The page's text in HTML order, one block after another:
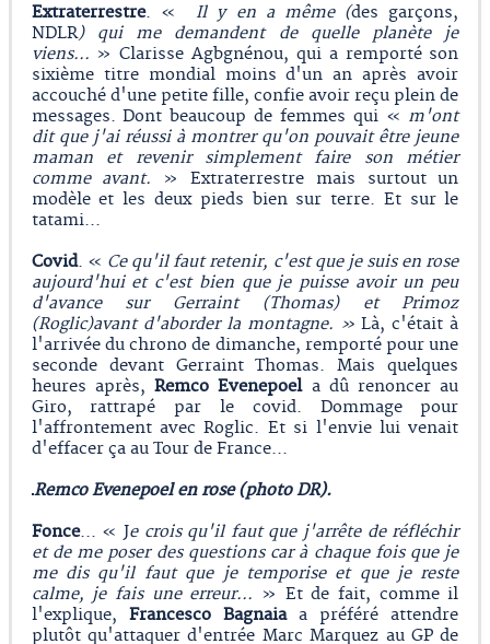
Extraterrestre. «Il y en a même (des garçons,
NDLR) qui me demandent de quelle planète je
viens... » Clarisse Agbgnénou, qui a remporté son
sixième titre mondial moins d'un an après avoir
accouché d'une petite fille, confie avoir reçu plein de
messages. Dont beaucoup de femmes qui « m'ont
dit que j'ai réussi à montrer qu'on pouvait être jeune
maman et revenir simplement faire son métier
comme avant. » Extraterrestre mais surtout un
modèle et les deux pieds bien sur terre. Et sur le
tatami...
Covid. « Ce qu'il faut retenir, c'est que je suis en rose
aujourd'hui et c'est bien que je puisse avoir un peu
d'avance sur Gerraint (Thomas) et Primoz
(Roglic)avant d'aborder la montagne. » Là, c'était à
l'arrivée du chrono de dimanche, remporté pour une
seconde devant Gerraint Thomas. Mais quelques
heures après,Remco Evenepoela dû renoncer au
Giro, rattrapé par le covid. Dommage pour
l'affrontement avec Roglic. Et si l'envie lui venait
d'effacer ça au Tour de France...
Remco Evenepoel en rose (photo DR).
Fonce... « Je crois qu'il faut que j'arrête de réfléchir
et de me poser des questions car à chaque fois que je
me dis qu'il faut que je temporise et que je reste
calme, je fais une erreur... » Et de fait, comme il
l'explique, Francesco Bagnaiaa préféré attendre
plutôt qu'attaquer d'entrée Marc Marquez au GP de